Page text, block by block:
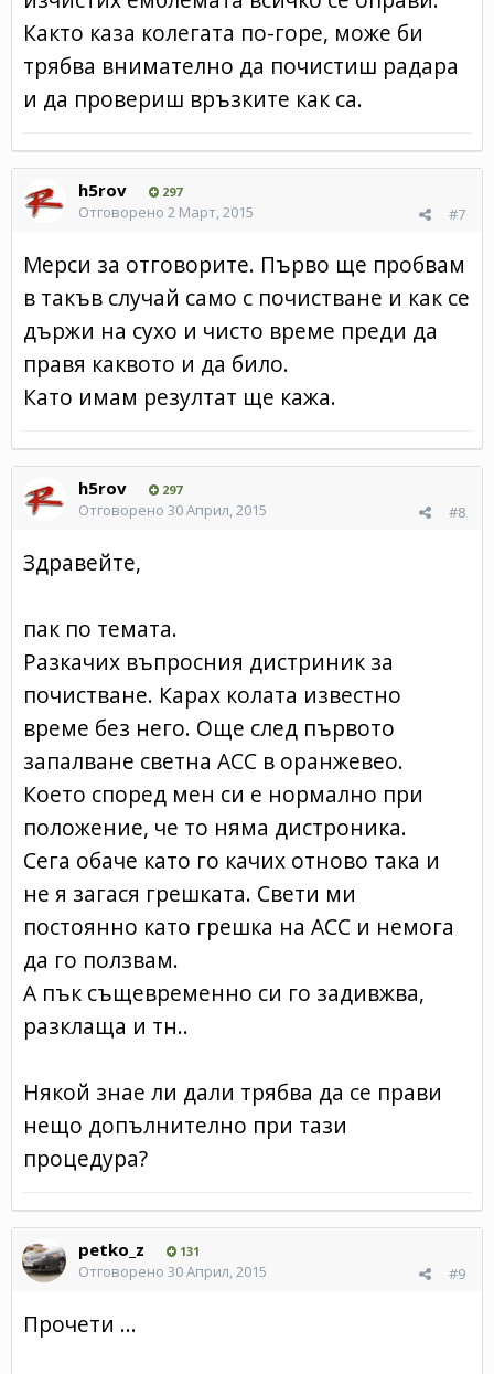
Както каза колегата по-горе, може би
трябва внимателно да почистиш радара
и да провериш връзките как са.
h5rov 297
#7
Отговорено 2 Март, 2015
Мерси за отговорите. Първо ще пробвам
в такъв случай само с почистване и как се
държи на сухо и чисто време преди да
правя каквото и да било.
Като имам резултат ще кажа.
h5rov 297
#8
Отговорено 30 Април, 2015
Здравейте,
пак по темата.
Разкачих въпросния дистриник за
почистване. Карах колата известно
време без него. Още след първото
запалване светна ACC в оранжевео.
Което според мен си е нормално при
положение, че то няма дистроника.
Сега обаче като го качих отново така и
не я загася грешката. Свети ми
постоянно като грешка на АСС и немога
да го ползвам.
А пък същевременно си го задивжва,
разклаща и тн..
Някой знае ли дали трябва да се прави
нещо допълнително при тази
процедура?
petko_z 131
#9
Отговорено 30 Април, 2015
Прочети ...